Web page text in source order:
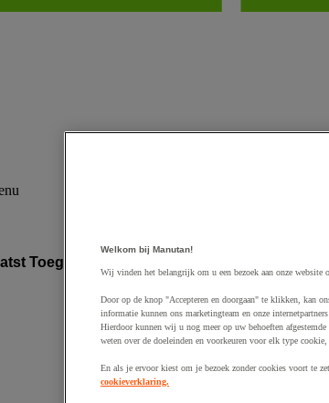
Toegevoegd aan winkelwagen
Welkom bij Manutan!
Wij vinden het belangrijk om u een bezoek aan onze website
Door op de knop "Accepteren en doorgaan" te klikken, kan
informatie kunnen ons marketingteam en onze
Hierdoor kunnen wij u nog meer op uw behoeften
weten over de doeleinden en voorkeuren voor elk type
En als je ervoor kiest om je bezoek zonder cookies voort te
cookieverklaring.